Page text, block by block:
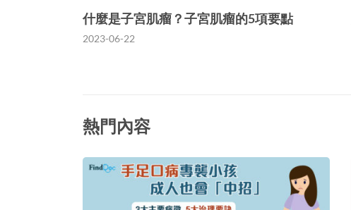
什麼是子宮肌瘤？子宮肌瘤的5項要點
2023-06-22
熱門內容